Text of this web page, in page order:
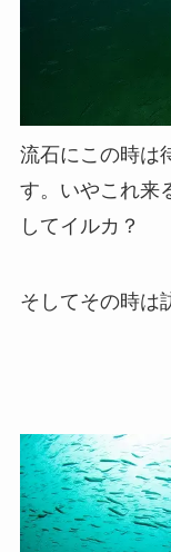
流石にこの時は
す。いやこれ来
してイルカ？
そしてその時は